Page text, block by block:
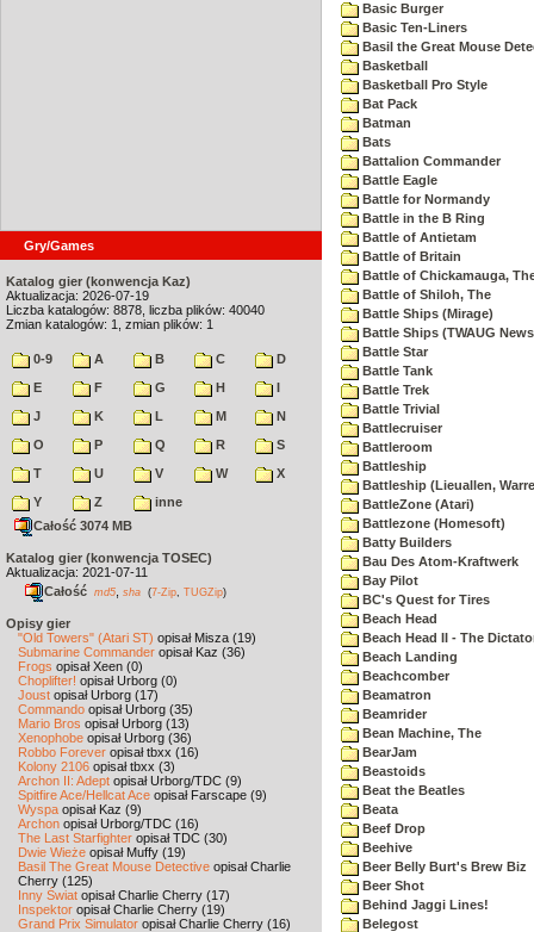
Gry/Games
Katalog gier (konwencja Kaz)
Aktualizacja: 2026-07-19
Liczba katalogów: 8878, liczba plików: 40040
Zmian katalogów: 1, zmian plików: 1
0-9 A B C
D
E
F G H
I
J
K L M
N
O
P Q R
S
T
U V W
X
Y
Z
inne
Całość 3074 MB
Katalog gier (konwencja TOSEC)
Aktualizacja: 2021-07-11
Całość md5 sha (7-Zip TUGZip)
Opisy gier
"Old Towers" (Atari ST) opisał Misza (19)
Submarine Commander opisał Kaz (36)
Frogs opisał Xeen (0)
Choplifter! opisał Urborg (0)
Joust opisał Urborg (17)
Commando opisał Urborg (35)
Mario Bros opisał Urborg (13)
Xenophobe opisał Urborg (36)
Robbo Forever opisał tbxx (16)
Kolony 2106 opisał tbxx (3)
Archon II: Adept opisał Urborg/TDC (9)
Spitfire Ace/Hellcat Ace opisał Farscape (9)
Wyspa opisał Kaz (9)
Archon opisał Urborg/TDC (16)
The Last Starfighter opisał TDC (30)
Dwie Wieże opisał Muffy (19)
Basil The Great Mouse Detective opisał Charlie
Cherry (125)
Inny Świat opisał Charlie Cherry (17)
Inspektor opisał Charlie Cherry (19)
Grand Prix Simulator opisał Charlie Cherry (16)
Basic Burger
Basic Ten-Liners
Basil the Great Mouse
Basketball
Basketball Pro Style
Bat Pack
Batman
Bats
Battalion Commander
Battle Eagle
Battle for Normandy
Battle in the B Ring
Battle of Antietam
Battle of Britain
Battle of Chickamauga,
Battle of Shiloh, The
Battle Ships (Mirage)
Battle Ships (TWAUG
Battle Star
Battle Tank
Battle Trek
Battle Trivial
Battlecruiser
Battleroom
Battleship
Battleship (Lieuallen,
BattleZone (Atari)
Battlezone (Homesoft)
Batty Builders
Bau Des Atom-Kraftwerk
Bay Pilot
BC's Quest for Tires
Beach Head
Beach Head II - The
Beach Landing
Beachcomber
Beamatron
Beamrider
Bean Machine, The
BearJam
Beastoids
Beat the Beatles
Beata
Beef Drop
Beehive
Beer Belly Burt's Brew Biz
Beer Shot
Behind Jaggi Lines!
Belegost